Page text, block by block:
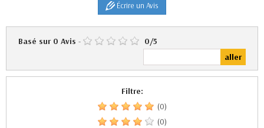
Écrire un Avis
Basé sur 0 Avis - 0/5
Filtre:
(0)
(0)